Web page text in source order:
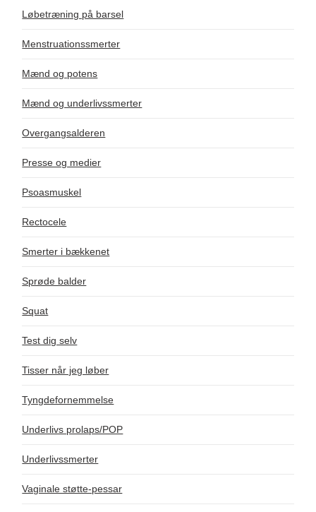
Løbetræning på barsel
Menstruationssmerter
Mænd og potens
Mænd og underlivssmerter
Overgangsalderen
Presse og medier
Psoasmuskel
Rectocele
Smerter i bækkenet
Sprøde balder
Squat
Test dig selv
Tisser når jeg løber
Tyngdefornemmelse
Underlivs prolaps/POP
Underlivssmerter
Vaginale støtte-pessar